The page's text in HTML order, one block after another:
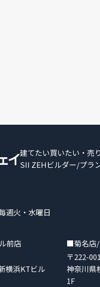
建てたい買いたい・売
SII ZEHビルダー/プラ
週火・水曜日
前店
横浜KTビル
■菊名店/
〒222-
神奈川県
1F